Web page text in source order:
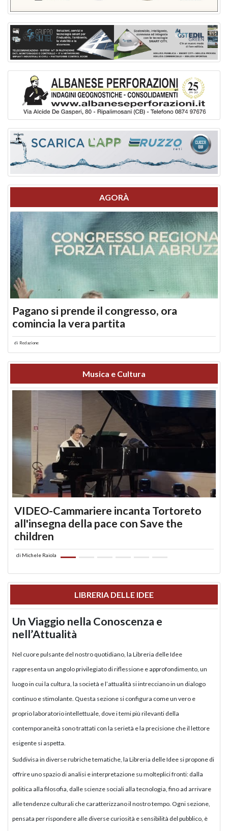
AGORÀ
Pagano si prende il congresso, ora
comincia la vera partita
di Redazione
Musica e Cultura
VIDEO-Cammariere incanta Tortoreto
all'insegna della pace con Save the
children
di Michele Raiola
LIBRERIA DELLE IDEE
Un Viaggio nella Conoscenza e
nell’Attualità
Nel cuore pulsante del nostro quotidiano, la Libreria delle Idee
rappresenta un angolo privilegiato di riflessione e approfondimento, un
luogo in cui la cultura, la società e l’attualità si intrecciano in un dialogo
continuo e stimolante. Questa sezione si configura come un vero e
proprio laboratorio intellettuale, dove i temi più rilevanti della
contemporaneità sono trattati con la serietà e la precisione che il lettore
esigente si aspetta.
Suddivisa in diverse rubriche tematiche, la Libreria delle Idee si propone di
offrire uno spazio di analisi e interpretazione su molteplici fronti: dalla
politica alla filosofia, dalle scienze sociali alla tecnologia, fino ad arrivare
alle tendenze culturali che caratterizzano il nostro tempo. Ogni sezione,
pensata per rispondere alle diverse curiosità e sensibilità del pubblico, è